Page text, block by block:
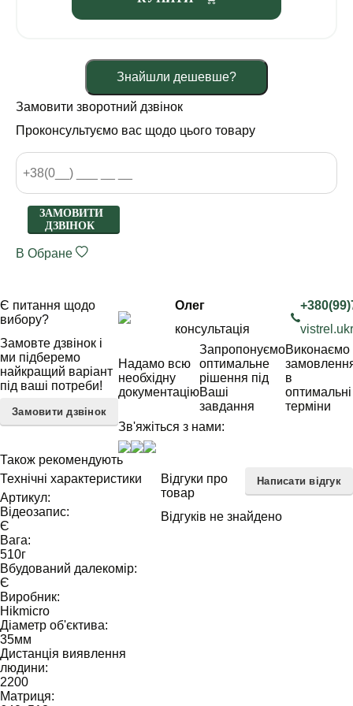
Знайшли дешевше?
Замовити зворотний дзвінок
Проконсультуємо вас щодо цього товару
ЗАМОВИТИ
ДЗВІНОК
В Обране
Є питання щодо
вибору?
Замовте дзвінок і
ми підберемо
найкращий варіант
під ваші потреби!
Замовити дзвінок
Олег
консультація
Надамо всю
необхідну
документацію
Запропонуємо
оптимальне
рішення під
Ваші
завдання
Виконаємо
в
оптимальні
терміни
Зв'яжіться з нами:
Також рекомендують
Технічні характеристики
Артикул:
Відеозапис:
Є
Вага:
510г
Вбудований далекомір:
Є
Виробник:
Hikmicro
Діаметр об'єктива:
35мм
Дистанція виявлення
людини:
2200
Матриця:
Відгуки про
товар
Написати відгук
Відгуків не знайдено